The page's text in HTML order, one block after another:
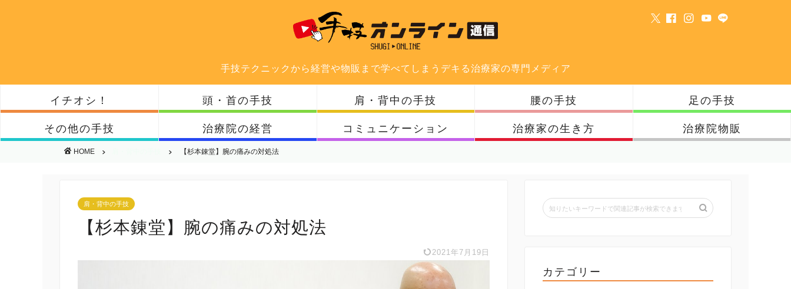
手技テクニックから経営や物販まで学べてしまうデキる治療家の専門メディア
イチオシ！ 頭・首の手技 肩・背中の手技 腰の手技 足の手技
その他の手技 治療院の経営 コミュニケーション 治療家の生き方 治療院物販
HOME 【杉本錬堂】腕の痛みの対処法
肩・背中の手技
【杉本錬堂】腕の痛みの対処法
2021年7月19日
カテゴリー